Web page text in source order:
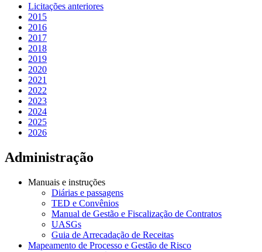
Licitações anteriores
2015
2016
2017
2018
2019
2020
2021
2022
2023
2024
2025
2026
Administração
Manuais e instruções
Diárias e passagens
TED e Convênios
Manual de Gestão e Fiscalização de Contratos
UASGs
Guia de Arrecadação de Receitas
Mapeamento de Processo e Gestão de Risco